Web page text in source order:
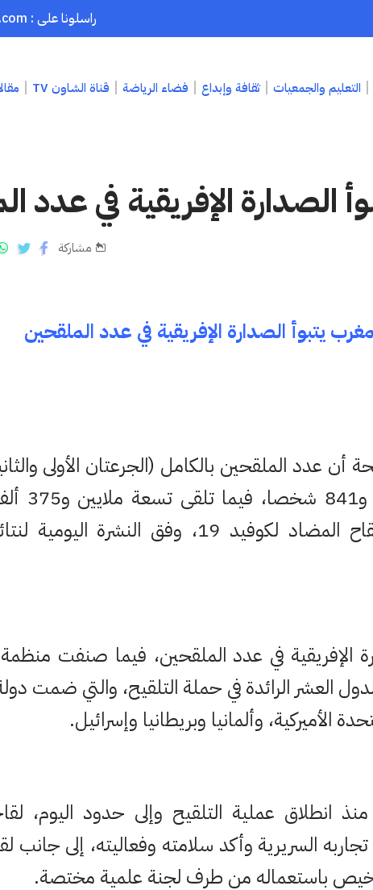
راسلونا على : chaouenpress1@gmail.com
التعليم والجمعيات ثقافة وإبداع فضاء الرياضة قناة الشاون TV
الصدارة الإفريقية في عدد
مشاركة
يتبوأ الصدارة الإفريقية في عدد الملقحين
أن عدد الملقحين بالكامل (الجرعتان الأولى
الجرعة الأولى من اللقاح المضاد لكوفيد 19، وفق
الإفريقية في عدد الملقحين، فيما صنفت
العشر الرائدة في حملة التلقيح، والتي ضمت دولة
الأميركية، وألمانيا وبريطانيا وإسرائيل.
انطلاق عملية التلقيح وإلى حدود اليوم،
السريرية وأكد سلامته وفعاليته، إلى جانب
باستعماله من طرف لجنة علمية مختصة.